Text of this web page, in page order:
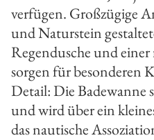
verfügen. Großzügige
und Naturstein
Regendusche und
sorgen für besonderen
Detail: Die Badewanne
und wird über ein
das nautische